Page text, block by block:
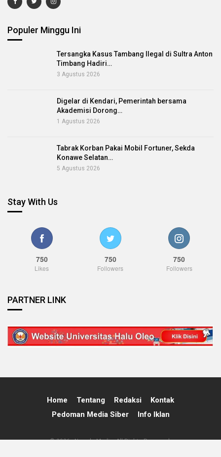
Populer Minggu Ini
Tersangka Kasus Tambang Ilegal di Sultra Anton
Timbang Hadiri…
3 Agustus 2026
Digelar di Kendari, Pemerintah bersama
Akademisi Dorong…
1 Agustus 2026
Tabrak Korban Pakai Mobil Fortuner, Sekda
Konawe Selatan…
5 Agustus 2026
Stay With Us
750
Likes
750
Followers
750
Followers
PARTNER LINK
Home Tentang Redaksi
Kontak
Pedoman Media Siber
Info Iklan
© 2026 - Nawala Media. All Rights Reserved.